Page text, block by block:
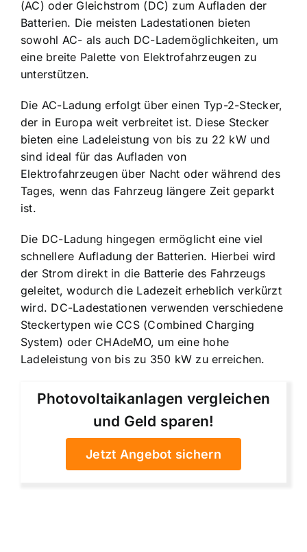
(AC) oder Gleichstrom (DC) zum Aufladen der
Batterien. Die meisten Ladestationen bieten
sowohl AC- als auch DC-Lademöglichkeiten, um
eine breite Palette von Elektrofahrzeugen zu
unterstützen.
Die AC-Ladung erfolgt über einen Typ-2-Stecker,
der in Europa weit verbreitet ist. Diese Stecker
bieten eine Ladeleistung von bis zu 22 kW und
sind ideal für das Aufladen von
Elektrofahrzeugen über Nacht oder während des
Tages, wenn das Fahrzeug längere Zeit geparkt
ist.
Die DC-Ladung hingegen ermöglicht eine viel
schnellere Aufladung der Batterien. Hierbei wird
der Strom direkt in die Batterie des Fahrzeugs
geleitet, wodurch die Ladezeit erheblich verkürzt
wird. DC-Ladestationen verwenden verschiedene
Steckertypen wie CCS (Combined Charging
System) oder CHAdeMO, um eine hohe
Ladeleistung von bis zu 350 kW zu erreichen.
Photovoltaikanlagen vergleichen
und Geld sparen!
Jetzt Angebot sichern